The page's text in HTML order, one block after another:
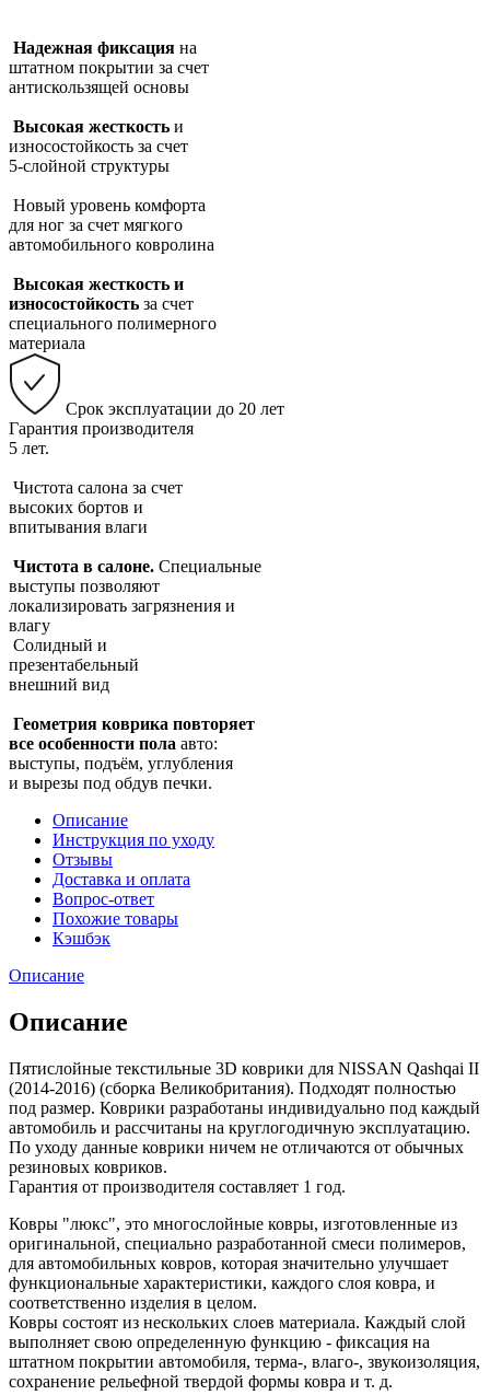
Надежная фиксация на
штатном покрытии за счет
антискользящей основы
Высокая жесткость и
износостойкость за счет
5-слойной структуры
Новый уровень комфорта
для ног за счет мягкого
автомобильного ковролина
Высокая жесткость и
износостойкость за счет
специального полимерного
материала
Срок эксплуатации до 20 лет
Гарантия производителя
5 лет.
Чистота салона за счет
высоких бортов и
впитывания влаги
Чистота в салоне. Специальные
выступы позволяют
локализировать загрязнения и
влагу
Солидный и
презентабельный
внешний вид
Геометрия коврика повторяет
все особенности пола авто:
выступы, подъём, углубления
и вырезы под обдув печки.
Описание
Инструкция по уходу
Отзывы
Доставка и оплата
Вопрос-ответ
Похожие товары
Кэшбэк
Описание
Описание
Пятислойные текстильные 3D коврики для NISSAN Qashqai II
(2014-2016) (сборка Великобритания). Подходят полностью
под размер. Коврики разработаны индивидуально под каждый
автомобиль и рассчитаны на круглогодичную эксплуатацию.
По уходу данные коврики ничем не отличаются от обычных
резиновых ковриков.
Гарантия от производителя составляет 1 год.
Ковры "люкс", это многослойные ковры, изготовленные из
оригинальной, специально разработанной смеси полимеров,
для автомобильных ковров, которая значительно улучшает
функциональные характеристики, каждого слоя ковра, и
соответственно изделия в целом.
Ковры состоят из нескольких слоев материала. Каждый слой
выполняет свою определенную функцию - фиксация на
штатном покрытии автомобиля, терма-, влаго-, звукоизоляция,
сохранение рельефной твердой формы ковра и т. д.